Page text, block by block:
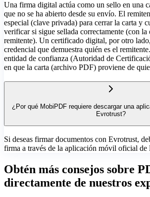
Una firma digital actúa como un sello en una
que no se ha abierto desde su envío. El
especial (clave privada) para cerrar la carta y
verificar si sigue sellada correctamente (con la
remitente). Un certificado digital, por otro
credencial que demuestra quién es el
entidad de confianza (Autoridad de
en que la carta (archivo PDF) proviene de
¿Por qué MobiPDF requiere descargar una
Evrotrust?
Si deseas firmar documentos con Evrotrust,
firma a través de la aplicación móvil oficial de
Obtén más consejos sobre
directamente de nuestros